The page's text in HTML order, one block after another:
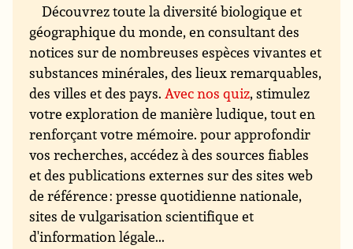
Découvrez toute la diversité biologique et
géographique du monde, en consultant des
notices sur de nombreuses espèces vivantes et
substances minérales, des lieux remarquables,
des villes et des pays. Avec nos quiz, stimulez
votre exploration de manière ludique, tout en
renforçant votre mémoire. pour approfondir
vos recherches, accédez à des sources fiables
et des publications externes sur des sites web
de référence : presse quotidienne nationale,
sites de vulgarisation scientifique et
d'information légale...